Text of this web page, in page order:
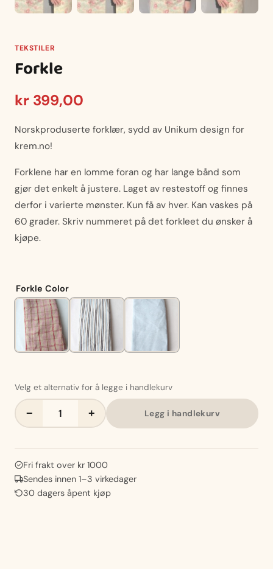
TEKSTILER
Forkle
kr 399,00
Norskproduserte forklær, sydd av Unikum design for
krem.no!
Forklene har en lomme foran og har lange bånd som
gjør det enkelt å justere. Laget av restestoff og finnes
derfor i varierte mønster. Kun få av hver. Kan vaskes på
60 grader. Skriv nummeret på det forkleet du ønsker å
kjøpe.
Forkle Color
Forkle
antall
− + Legg i handlekurv
Fri frakt over kr 1000
Sendes innen 1–3 virkedager
30 dagers åpent kjøp